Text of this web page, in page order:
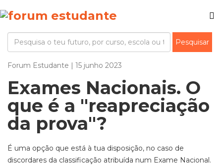
Forum Estudante | 15 junho 2023
Exames Nacionais. O
que é a "reapreciação
da prova"?
É uma opção que está à tua disposição, no caso de
discordares da classificação atribuída num Exame Nacional.